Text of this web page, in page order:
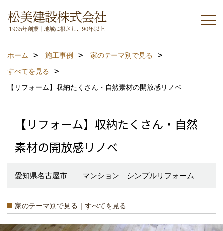
ホーム 施工事例
家のテーマ別で見る
すべてを見る
【リフォーム】収納たくさん・自然素材の開放感リノベ
【リフォーム】収納たくさん・自然
素材の開放感リノベ
愛知県名古屋市 マンション シンプルリフォーム
家のテーマ別で見る｜すべてを見る